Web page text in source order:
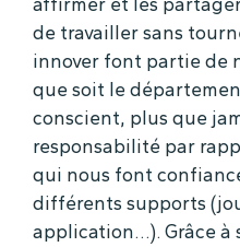
de travailler sans
innover font partie de
que soit le
conscient, plus que
responsabilité par
qui nous font
différents supports
application…). Grâce à